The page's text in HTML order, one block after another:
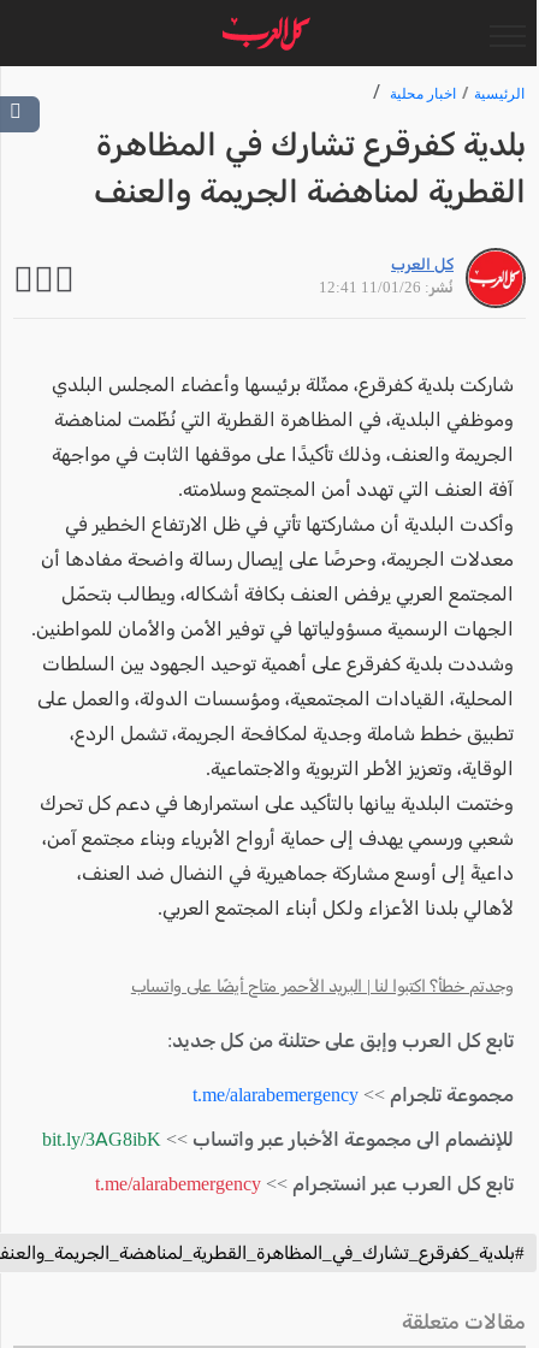
الرئيسية اخبار محلية
بلدية كفرقرع تشارك في المظاهرة
القطرية لمناهضة الجريمة والعنف
كل العرب
نُشر: 11/01/26 12:41
شاركت بلدية كفرقرع، ممثّلة برئيسها وأعضاء المجلس البلدي
وموظفي البلدية، في المظاهرة القطرية التي نُظّمت لمناهضة
الجريمة والعنف، وذلك تأكيدًا على موقفها الثابت في مواجهة
آفة العنف التي تهدد أمن المجتمع وسلامته.
وأكدت البلدية أن مشاركتها تأتي في ظل الارتفاع الخطير في
معدلات الجريمة، وحرصًا على إيصال رسالة واضحة مفادها أن
المجتمع العربي يرفض العنف بكافة أشكاله، ويطالب بتحمّل
الجهات الرسمية مسؤولياتها في توفير الأمن والأمان للمواطنين.
وشددت بلدية كفرقرع على أهمية توحيد الجهود بين السلطات
المحلية، القيادات المجتمعية، ومؤسسات الدولة، والعمل على
تطبيق خطط شاملة وجدية لمكافحة الجريمة، تشمل الردع،
الوقاية، وتعزيز الأطر التربوية والاجتماعية.
وختمت البلدية بيانها بالتأكيد على استمرارها في دعم كل تحرك
شعبي ورسمي يهدف إلى حماية أرواح الأبرياء وبناء مجتمع آمن،
داعيةً إلى أوسع مشاركة جماهيرية في النضال ضد العنف،
لأهالي بلدنا الأعزاء ولكل أبناء المجتمع العربي.
وجدتم خطأ؟ اكتبوا لنا | البريد الأحمر متاح أيضًا على واتساب
تابع كل العرب وإبق على حتلنة من كل جديد:
مجموعة تلجرام >> t.me/alarabemergency
للإنضمام الى مجموعة الأخبار عبر واتساب >> bit.ly/3AG8ibK
تابع كل العرب عبر انستجرام >> t.me/alarabemergency
مقالات متعلقة